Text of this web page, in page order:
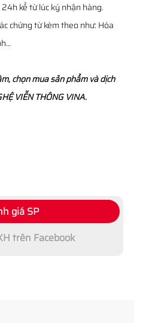
kể từ lúc ký nhận hàng.
chứng từ kèm theo như: Hóa
chọn mua sản phẩm và dịch
VIỄN THÔNG VINA.
giá SP
trên Facebook